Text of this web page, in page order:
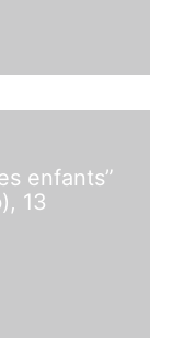
enfants”
13